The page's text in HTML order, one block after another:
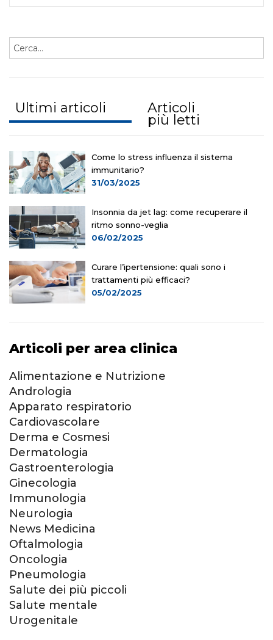
Ultimi articoli Articoli
più letti
Come lo stress influenza il sistema
immunitario?
31/03/2025
Insonnia da jet lag: come recuperare il
ritmo sonno-veglia
06/02/2025
Curare l’ipertensione: quali sono i
trattamenti più efficaci?
05/02/2025
Articoli per area clinica
Alimentazione e Nutrizione
Andrologia
Apparato respiratorio
Cardiovascolare
Derma e Cosmesi
Dermatologia
Gastroenterologia
Ginecologia
Immunologia
Neurologia
News Medicina
Oftalmologia
Oncologia
Pneumologia
Salute dei più piccoli
Salute mentale
Urogenitale